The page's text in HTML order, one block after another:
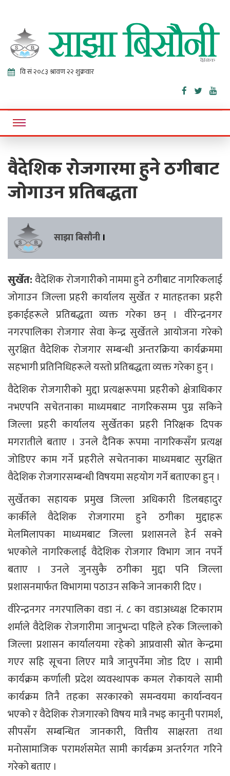
Sajha
Bisaunee
Online News Portal
वैदेशिक रोजगारमा हुने ठगीबाट
जोगाउन प्रतिबद्धता
साझा बिसौनी ।
सुर्खेत:वैदेशिक रोजगारीको नाममा हुने ठगीबाट नागरिकलाई
जोगाउन जिल्ला प्रहरी कार्यालय सुर्खेत र मातहतका प्रहरी
इकाईहरूले प्रतिबद्धता व्यक्त गरेका छन् । वीरेन्द्रनगर
नगरपालिका रोजगार सेवा केन्द्र सुर्खेतले आयोजना गरेको
सुरक्षित वैदेशिक रोजगार सम्बन्धी अन्तरक्रिया कार्यक्रममा
सहभागी प्रतिनिधिहरूले यस्तो प्रतिबद्धता व्यक्त गरेका हुन् ।
वैदेशिक रोजगारीको मुद्दा प्रत्यक्षरूपमा प्रहरीको क्षेत्राधिकार
नभएपनि सचेतनाका माध्यमबाट नागरिकसम्म पुग्न सकिने
जिल्ला प्रहरी कार्यालय सुर्खेतका प्रहरी निरिक्षक दिपक
मगरातीले बताए । उनले दैनिक रूपमा नागरिकसँग प्रत्यक्ष
जोडिएर काम गर्ने प्रहरीले सचेतनाका माध्यमबाट सुरक्षित
वैदेशिक रोजगारसम्बन्धी विषयमा सहयोग गर्ने बताएका हुन् ।
सुर्खेतका सहायक प्रमुख जिल्ला अधिकारी डिलबहादुर
कार्कीले वैदेशिक रोजगारमा हुने ठगीका मुद्दाहरू
मेलमिलापका माध्यमबाट जिल्ला प्रशासनले हेर्न सक्ने
भएकोले नागरिकलाई वैदेशिक रोजगार विभाग जान नपर्ने
बताए । उनले जुनसुकै ठगीका मुद्दा पनि जिल्ला
प्रशासनमार्फत विभागमा पठाउन सकिने जानकारी दिए ।
वीरेन्द्रनगर नगरपालिका वडा नं. ८ का वडाअध्यक्ष टिकाराम
शर्माले वैदेशिक रोजगारीमा जानुभन्दा पहिले हरेक जिल्लाको
जिल्ला प्रशासन कार्यालयमा रहेको आप्रवासी स्रोत केन्द्रमा
गएर सहि सूचना लिएर मात्रै जानुपर्नेमा जोड दिए । सामी
कार्यक्रम कर्णाली प्रदेश व्यवस्थापक कमल रोकायले सामी
कार्यक्रम तिनै तहका सरकारको समन्वयमा कार्यान्वयन
भएको र वैदेशिक रोजगारको विषय मात्रै नभइ कानुनी परामर्श,
सीपसँग सम्बन्धित जानकारी, वित्तीय साक्षरता तथा
मनोसामाजिक परामर्शसमेत सामी कार्यक्रम अन्तर्रगत गरिने
गरेको बताए ।